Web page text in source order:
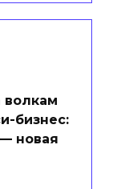
волкам
бизнес:
новая